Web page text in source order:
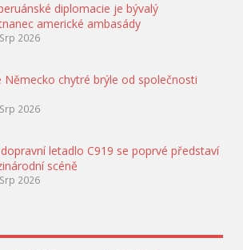
diplomacie je bývalý
americké ambasády
2026
Německo chytré brýle od společnosti
2026
dopravní letadlo C919 se poprvé představí
scéně
2026